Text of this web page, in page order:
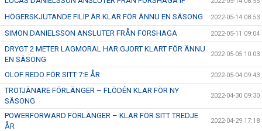
HÖGERSKJUTANDE FILIP ÄR KLAR FÖR ÄNNU EN SÄSONG 2022-05-14 08:53
SIMON DANIELSSON ANSLUTER FRÅN FORSHAGA 2022-05-11 09:04
DRYGT 2 METER LAGMORAL HAR GJORT KLART FÖR ÄNNU
EN SÄSONG
2022-05-05 10:03
OLOF REDO FÖR SITT 7:E ÅR 2022-05-04 09:43
TROTJÄNARE FÖRLÄNGER – FLÖDÉN KLAR FÖR NY
SÄSONG
2022-04-30 09:30
POWERFORWARD FÖRLÄNGER – KLAR FÖR SITT TREDJE
ÅR
2022-04-29 17:18